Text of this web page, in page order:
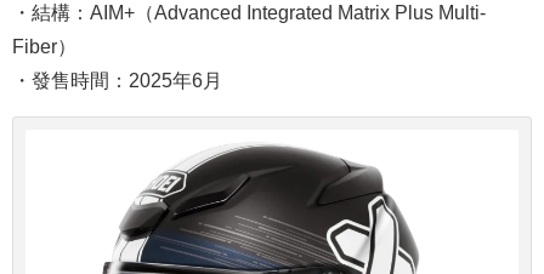
・結構：AIM+（Advanced Integrated Matrix Plus Multi-
Fiber）
・發售時間：2025年6月